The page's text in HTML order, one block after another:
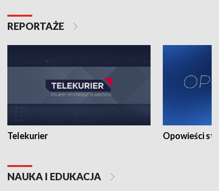
REPORTAŻE
Telekurier Opowieści
NAUKA I EDUKACJA